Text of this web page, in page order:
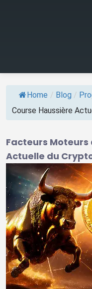
Home / Blog /
Course Haussière
Facteurs Moteurs
Actuelle du